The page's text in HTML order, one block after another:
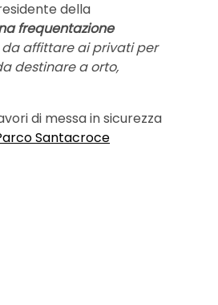
della
frequentazione
affittare ai privati per
destinare a orto,
di messa in sicurezza
Santacroce